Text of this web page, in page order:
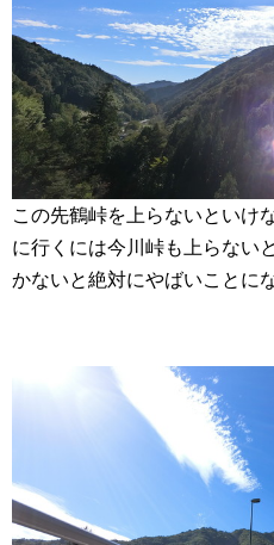
この先鶴峠を上らないといけ
に行くには今川峠も上らない
かないと絶対にやばいことに